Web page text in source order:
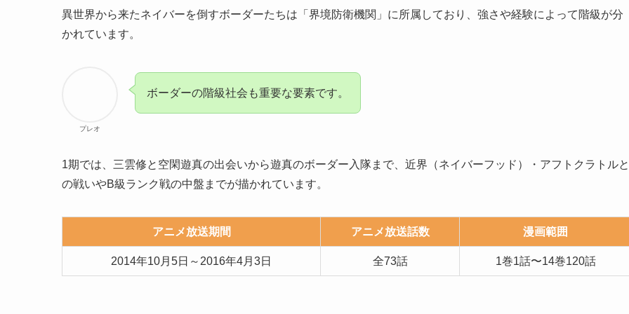
異世界から来たネイバーを倒すボーダーたちは「界境防衛機関」に所属しており、強さや経験によって階級が分
かれています。
プレオ
ボーダーの階級社会も重要な要素です。
1期では、三雲修と空閑遊真の出会いから遊真のボーダー入隊まで、近界（ネイバーフッド）・アフトクラトルと
の戦いやB級ランク戦の中盤までが描かれています。
アニメ放送期間 アニメ放送話数 漫画範囲
2014年10月5日～2016年4月3日 全73話 1巻1話〜14巻120話